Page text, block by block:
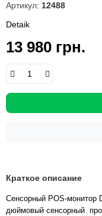
Артикул: 12488
Detaik
13 980 грн.
Краткое описание
Сенсорный POS-монитор
дюймовый сенсорный